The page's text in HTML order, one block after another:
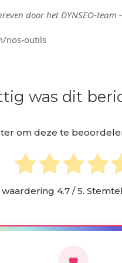
door het DYNSEO-team
nos-outils
was dit
om deze te
4.7 / 5.